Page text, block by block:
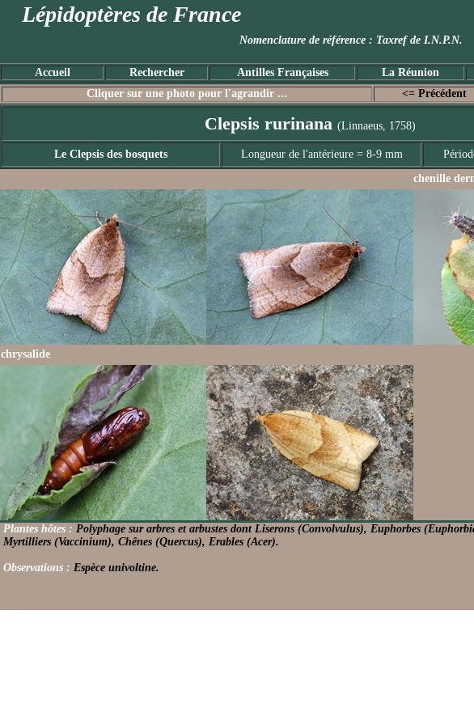
Lépidoptères de France
Nomenclature de référence : Taxref de
Accueil Rechercher Antilles Françaises La Réunion
Cliquer sur une photo pour l'agrandir ... <= Précédent
Clepsis rurinana (Linnaeus, 1758)
Le Clepsis des bosquets Longueur de l'antérieure = 8-9 mm
chenille
chrysalide
Plantes hôtes : Polyphage sur arbres et arbustes dont Liserons (Convolvulus), Euphorbes
Myrtilliers (Vaccinium), Chênes (Quercus), Erables (Acer).
Observations : Espèce univoltine.